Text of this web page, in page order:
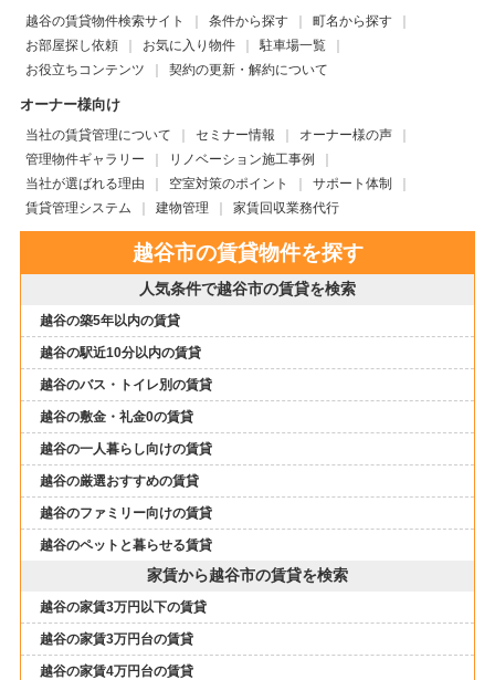
越谷の賃貸物件検索サイト 条件から探す
町名から探す
お部屋探し依頼
お気に入り物件
駐車場一覧
お役立ちコンテンツ
契約の更新・解約について
オーナー様向け
当社の賃貸管理について セミナー情報
オーナー様の声
管理物件ギャラリー
リノベーション施工事例
当社が選ばれる理由
空室対策のポイント
サポート体制
賃貸管理システム
建物管理 家賃回収業務代行
越谷市の賃貸物件を探す
人気条件で越谷市の賃貸を検索
越谷の築5年以内の賃貸
越谷の駅近10分以内の賃貸
越谷のバス・トイレ別の賃貸
越谷の敷金・礼金0の賃貸
越谷の一人暮らし向けの賃貸
越谷の厳選おすすめの賃貸
越谷のファミリー向けの賃貸
越谷のペットと暮らせる賃貸
家賃から越谷市の賃貸を検索
越谷の家賃3万円以下の賃貸
越谷の家賃3万円台の賃貸
越谷の家賃4万円台の賃貸